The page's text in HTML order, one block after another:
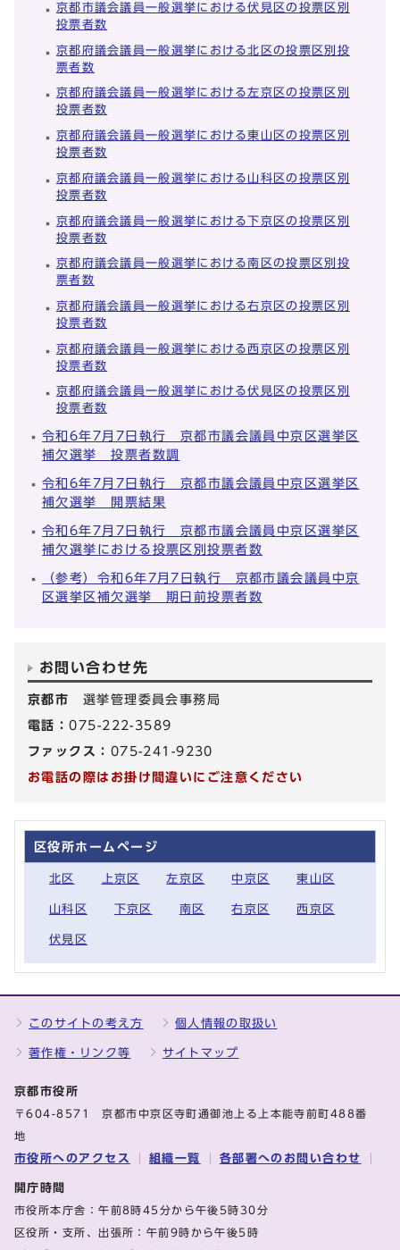
京都市議会議員一般選挙における伏見区の投票区別
投票者数
京都府議会議員一般選挙における北区の投票区別投
票者数
京都府議会議員一般選挙における左京区の投票区別
投票者数
京都府議会議員一般選挙における東山区の投票区別
投票者数
京都府議会議員一般選挙における山科区の投票区別
投票者数
京都府議会議員一般選挙における下京区の投票区別
投票者数
京都府議会議員一般選挙における南区の投票区別投
票者数
京都府議会議員一般選挙における右京区の投票区別
投票者数
京都府議会議員一般選挙における西京区の投票区別
投票者数
京都府議会議員一般選挙における伏見区の投票区別
投票者数
令和6年7月7日執行 京都市議会議員中京区選挙区
補欠選挙 投票者数調
令和6年7月7日執行 京都市議会議員中京区選挙区
補欠選挙 開票結果
令和6年7月7日執行 京都市議会議員中京区選挙区
補欠選挙における投票区別投票者数
（参考）令和6年7月7日執行 京都市議会議員中京
区選挙区補欠選挙 期日前投票者数
お問い合わせ先
京都市 選挙管理委員会事務局
電話：075-222-3589
ファックス： 075-241-9230
お電話の際はお掛け間違いにご注意ください
区役所ホームページ
北区 上京区 左京区 中京区 東山区
山科区 下京区 南区 右京区 西京区
伏見区
このサイトの考え方 個人情報の取扱い
著作権・リンク等 サイトマップ
京都市役所
〒604-8571 京都市中京区寺町通御池上る上本能寺前町488番
地
市役所へのアクセス 組織一覧 各部署へのお問い合わせ
開庁時間
市役所本庁舎：午前8時45分から午後5時30分
区役所・支所、出張所：午前9時から午後5時